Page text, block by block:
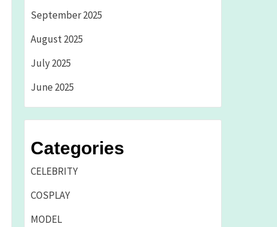
September 2025
August 2025
July 2025
June 2025
Categories
CELEBRITY
COSPLAY
MODEL